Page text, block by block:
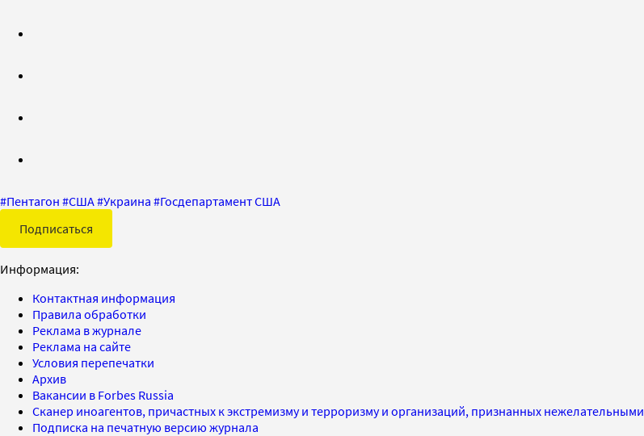
#Пентагон #США#Украина #Госдепартамент США
Подписаться
Информация:
Контактная информация
Правила обработки
Реклама в журнале
Реклама на сайте
Условия перепечатки
Архив
Вакансии в Forbes Russia
Сканер иноагентов, причастных к экстремизму и терроризму и организаций, признанных нежелательными
Подписка на печатную версию журнала